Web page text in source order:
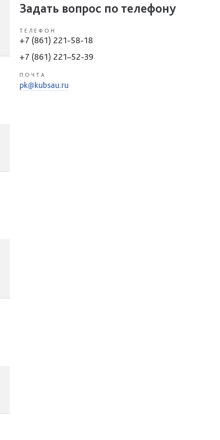
Задать вопрос по телефону
ТЕЛЕФОН
+7 (861) 221-58-18
+7 (861) 221–52-39
ПОЧТА
pk@kubsau.ru